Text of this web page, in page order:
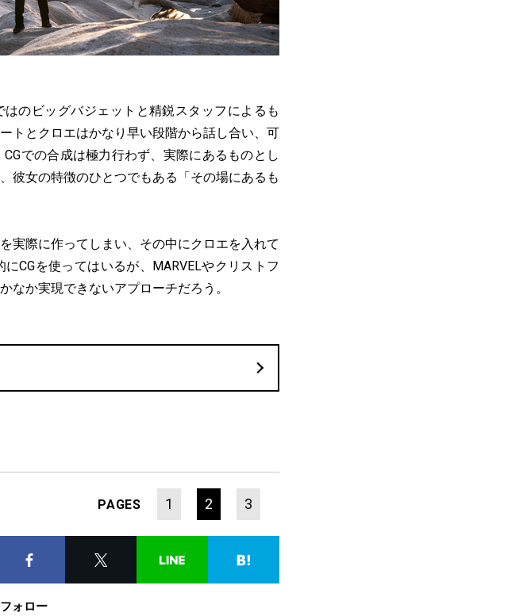
のビッグバジェットと精鋭スタッフによるも
トとクロエはかなり早い段階から話し合い、可
での合成は極力行わず、実際にあるものとし
彼女の特徴のひとつでもある「その場にあるも
実際に作ってしまい、その中にクロエを入れて
CGを使ってはいるが、MARVELやクリストフ
なか実現できないアプローチだろう。
PAGES 1 2 3
ォロー